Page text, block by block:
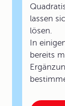
lassen
lösen.
In
bereits